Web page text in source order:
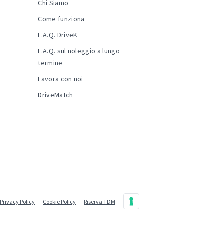
Chi Siamo
Come funziona
F.A.Q. DriveK
F.A.Q. sul noleggio a lungo
termine
Lavora con noi
DriveMatch
Privacy Policy Cookie Policy Riserva TDM